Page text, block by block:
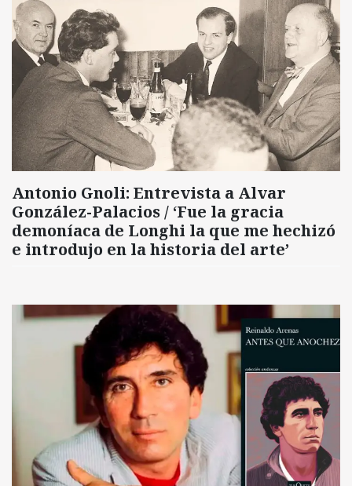
Antonio Gnoli: Entrevista a Alvar
González-Palacios / ‘Fue la gracia
demoníaca de Longhi la que me hechizó
e introdujo en la historia del arte’